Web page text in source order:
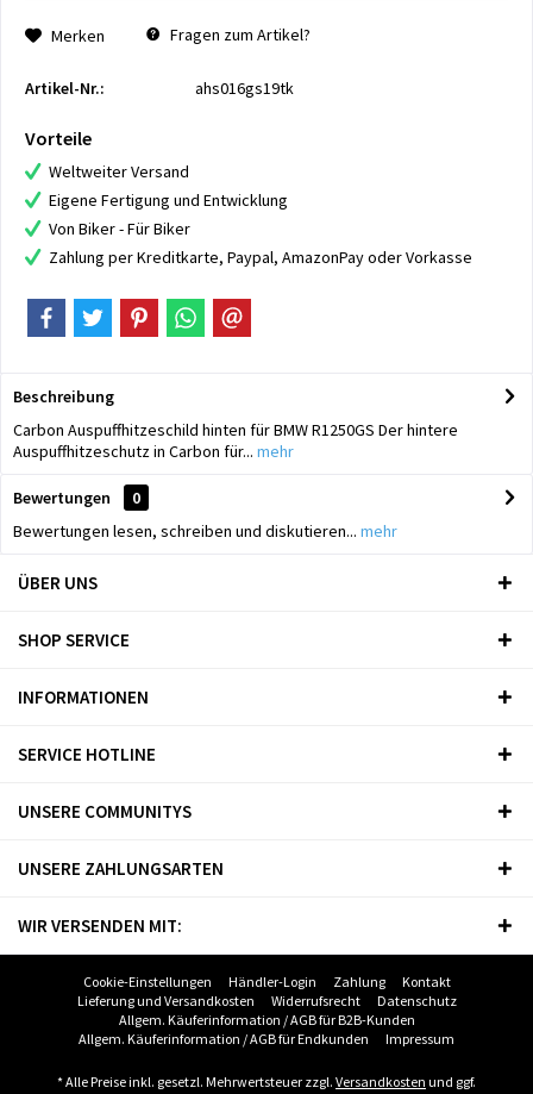
Merken Fragen zum Artikel?
Artikel-Nr.: ahs016gs19tk
Vorteile
Weltweiter Versand
Eigene Fertigung und Entwicklung
Von Biker - Für Biker
Zahlung per Kreditkarte, Paypal, AmazonPay oder Vorkasse
Beschreibung
Carbon Auspuffhitzeschild hinten für BMW R1250GS Der hintere
Auspuffhitzeschutz in Carbon für... mehr
Bewertungen
0
Bewertungen lesen, schreiben und diskutieren... mehr
ÜBER UNS
SHOP SERVICE
INFORMATIONEN
SERVICE HOTLINE
UNSERE COMMUNITYS
UNSERE ZAHLUNGSARTEN
WIR VERSENDEN MIT:
Cookie-Einstellungen Händler-Login Zahlung
Kontakt
Lieferung und Versandkosten
Widerrufsrecht
Datenschutz
Allgem. Käuferinformation / AGB für B2B-Kunden
Allgem. Käuferinformation / AGB für Endkunden
Impressum
* Alle Preise inkl. gesetzl. Mehrwertsteuer zzgl. Versandkosten und ggf.